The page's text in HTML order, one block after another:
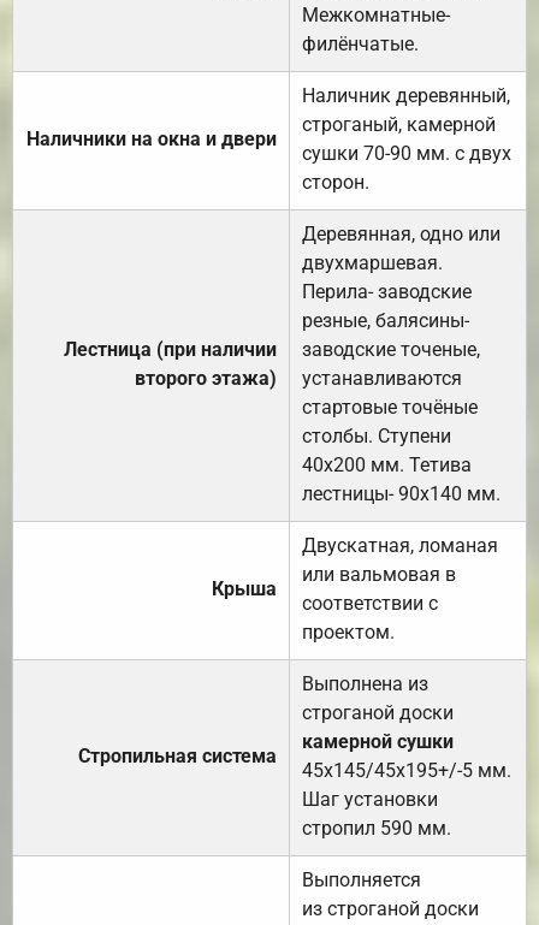
Межкомнатные-
филёнчатые.
Наличники на окна и двери
Наличник деревянный,
строганый, камерной
сушки 70-90 мм. с двух
сторон.
Лестница (при наличии
второго этажа)
Деревянная, одно или
двухмаршевая.
Перила- заводские
резные, балясины-
заводские точеные,
устанавливаются
стартовые точёные
столбы. Ступени
40х200 мм. Тетива
лестницы- 90х140 мм.
Крыша
Двускатная, ломаная
или вальмовая в
соответствии с
проектом.
Стропильная система
Выполнена из
строганой доски
камерной сушки
45х145/45х195+/-5 мм.
Шаг установки
стропил 590 мм.
Выполняется
из строганой доски